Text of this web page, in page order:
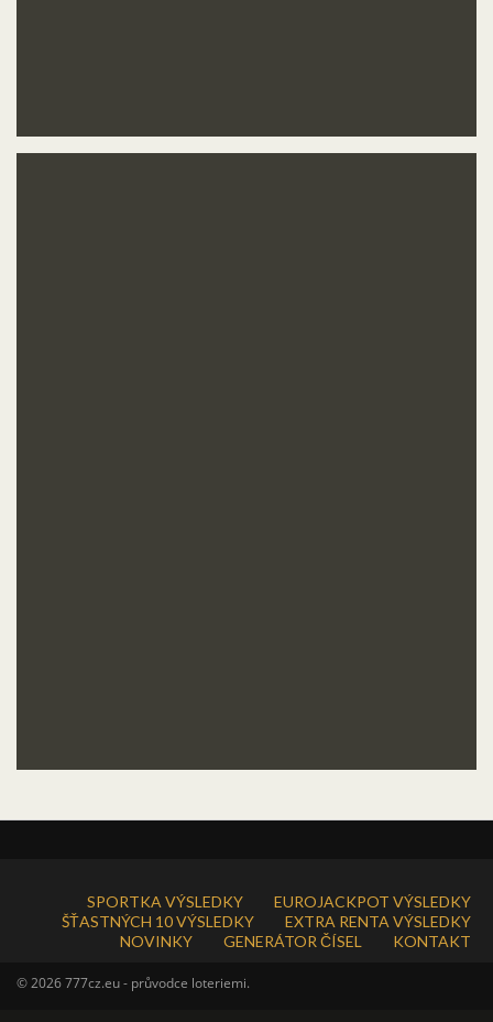
SPORTKA VÝSLEDKY
EUROJACKPOT VÝSLEDKY
ŠŤASTNÝCH 10 VÝSLEDKY
EXTRA RENTA VÝSLEDKY
NOVINKY
GENERÁTOR ČÍSEL KONTAKT
© 2026 777cz.eu - průvodce loteriemi.